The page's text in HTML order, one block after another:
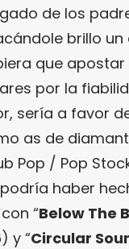
de los
brillo
que apostar
por la
sería a favor
as de
Pop / Pop
haber
“Below The
y “Circular